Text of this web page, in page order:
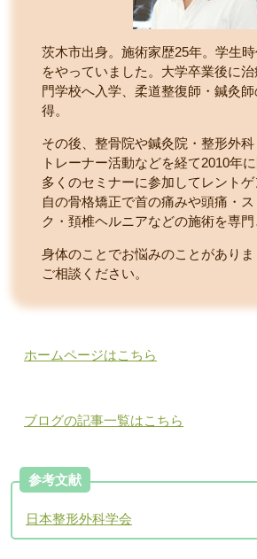
茨木市出身。施術家歴25年。学生
をやっていました。大学卒業後に
門学校へ入学、柔道整復師・鍼灸
得。
その後、整骨院や鍼灸院・整形外
トレーナー活動などを経て2010年に
多くのセミナーに参加してレント
自の骨格矯正で首の痛みや頭痛・
ク・頚椎ヘルニアなどの施術を専門
身体のことでお悩みのことがあり
ご相談ください。
ホームページはこちら
ブログの記事一覧はこちら
参考文献
日本整形外科学会